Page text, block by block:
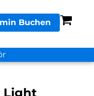
Buchen
Light